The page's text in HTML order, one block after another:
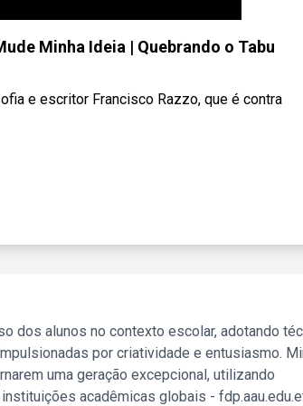
Minha Ideia | Quebrando o Tabu
e escritor Francisco Razzo, que é contra
dos alunos no contexto escolar, adotando
por criatividade e entusiasmo.
uma geração excepcional, utilizando
acadêmicas globais -